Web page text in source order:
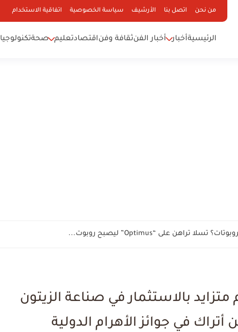
من نحن اتصل بنا الأرشيف سياسة الخصوصية اتفاقية الاستخدام
الرئيسيةأخبار أخبار الفنثقافة وفناقتصادتعليم صحةتكنولوجيا
المزيف".. عاطل ينتحل صفة مستشار وينصب على...
متزايد بالاستثمار في صناعة الزيتون
في جوائز الأهرام الدولية